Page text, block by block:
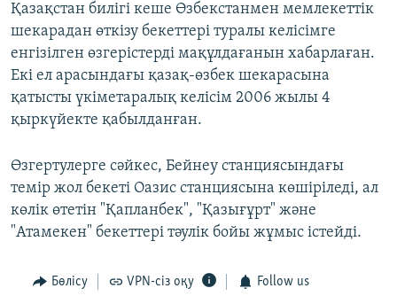
Қазақстан билігі кеше Өзбекстанмен мемлекеттік
шекарадан өткізу бекеттері туралы келісімге
енгізілген өзгерістерді мақұлдағанын хабарлаған.
Екі ел арасындағы қазақ-өзбек шекарасына
қатысты үкіметаралық келісім 2006 жылы 4
қыркүйекте қабылданған.
Өзгертулерге сәйкес, Бейнеу станциясындағы
темір жол бекеті Оазис станциясына көшіріледі, ал
көлік өтетін "Қапланбек", "Қазығұрт" және
"Атамекен" бекеттері тәулік бойы жұмыс істейді.
Бөлісу VPN-сіз оқу Follow us